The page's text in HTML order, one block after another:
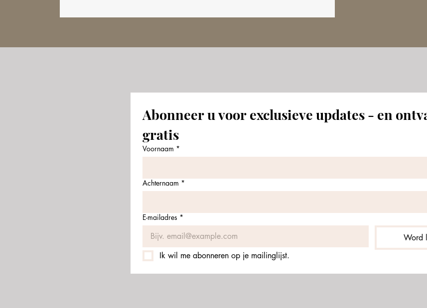
Abonneer u voor exclusieve updates - en
gratis
Voornaam *
Achternaam *
E-mailadres *
Word
Ik wil me abonneren op je mailinglijst.